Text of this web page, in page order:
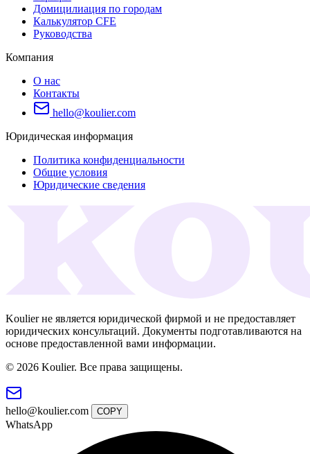
Домицилиация по городам
Калькулятор CFE
Руководства
Компания
О нас
Контакты
hello@koulier.com
Юридическая информация
Политика конфиденциальности
Общие условия
Юридические сведения
Koulier не является юридической фирмой и не предоставляет
юридических консультаций. Документы подготавливаются на
основе предоставленной вами информации.
© 2026 Koulier. Все права защищены.
hello@koulier.com COPY
WhatsApp